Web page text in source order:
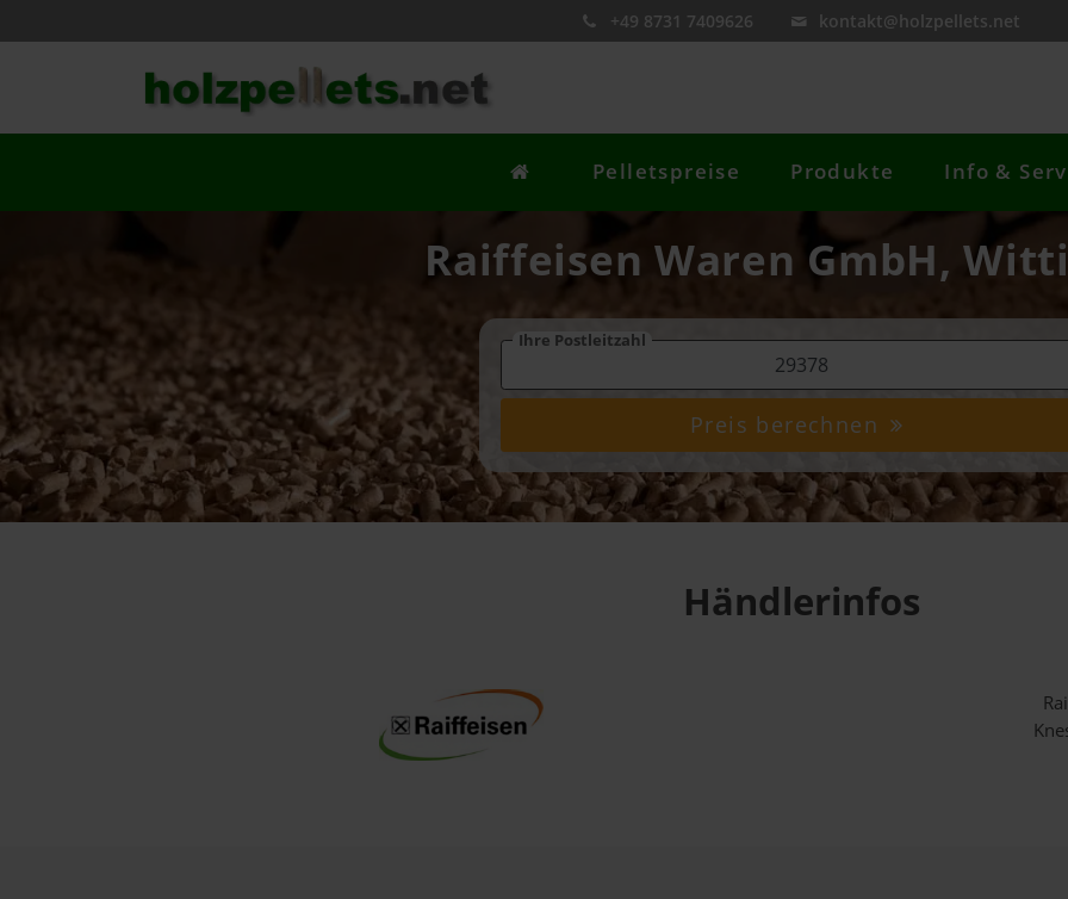
+49 8731 7409626 kontakt@holzpellets.net
Pelletspreise Produkte Info &
Raiffeisen Waren GmbH,
Ihre Postleitzahl
Preis berechnen
Händlerinfos